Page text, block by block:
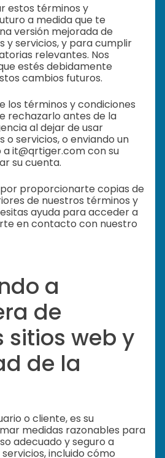
estos términos y
a medida que te
versión mejorada de
y servicios, y para cumplir
relevantes. Nos
estés debidamente
cambios futuros.
los términos y condiciones
rechazarlo antes de la
al dejar de usar
o servicios, o enviando un
it@qrtiger.com con su
su cuenta.
proporcionarte copias de
de nuestros términos y
ayuda para acceder a
en contacto con nuestro
a
de
sitios web y
de la
o cliente, es su
medidas razonables para
adecuado y seguro a
incluido cómo